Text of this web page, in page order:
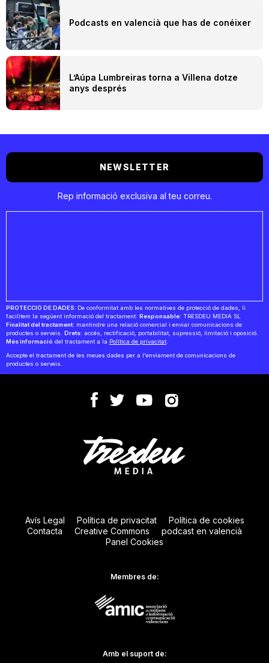
Podcasts en valencià que has de conéixer
L’Aúpa Lumbreiras torna a Villena dotze
anys després
NEWSLETTER
Rep informació exclusiva al teu correu.
PROTECCIÓ DE DADES: De conformitat amb les normatives de protecció de dades, li
facilitem la següent informació del tractament: Responsable: TRESDEU MEDIA SL
Finalitat del tractament: mantindre una relació comercial i enviar comunicacions de
productes o serveis. Drets: accés, rectificació, portabilitat, supressió, limitació i oposició.
Més informació del tractament a la Política de privacitat
Accepte el tractament de les meues dades per a l'enviament de comunicacions de
productes o serveis.
Avís Legal Política de privacitat
Política de cookies
Contacta
Creative Commons
podcast en valencià
Panel Cookies
Membres de:
Amb el suport de: